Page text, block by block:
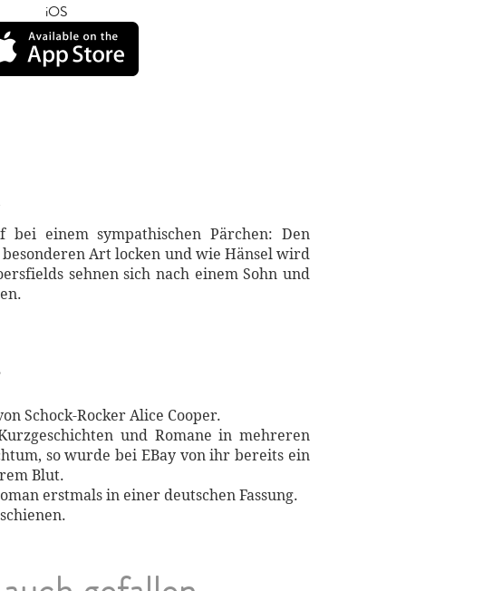
iOS
einem sympathischen Pärchen: Den
Art locken und wie Hänsel wird
sehnen sich nach einem Sohn und
Schock-Rocker Alice Cooper.
und Romane in mehreren
so wurde bei EBay von ihr bereits ein
Blut.
erstmals in einer deutschen Fassung.